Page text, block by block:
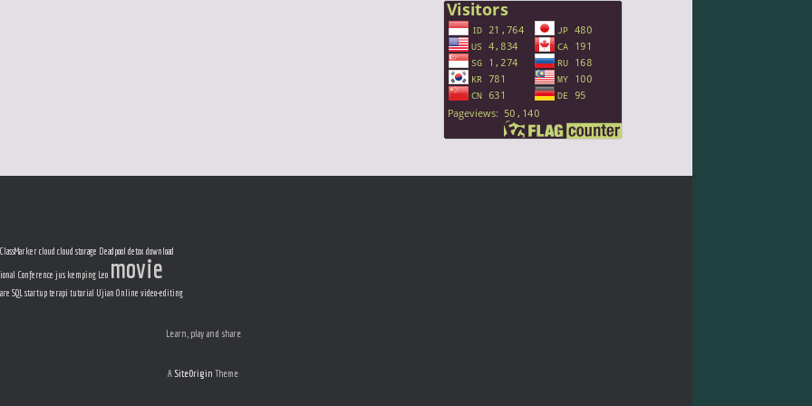
ClassMarkercloud cloud storage Deadpool detox download
Conference jus kemping Leo movie
SQL startupterapi tutorial Ujian Online video-editing
Learn, play and share
A SiteOrigin Theme